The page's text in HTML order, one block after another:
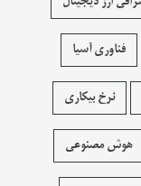
فناوری آسیا
نرخ بیکاری
هوش مصنوعی